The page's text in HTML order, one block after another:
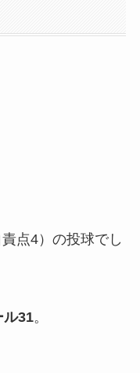
点4）の投球でし
ル31。